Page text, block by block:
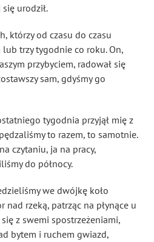
urodził.
którzy od czasu do czasu
trzy tygodnie co roku. On,
przybyciem, radował się
sam, gdyśmy go
tygodnia przyjął mię z
to razem, to samotnie.
czytaniu, ja na pracy,
do północy.
we dwójkę koło
rzeką, patrząc na płynące u
z swemi spostrzeżeniami,
bytem i ruchem gwiazd,